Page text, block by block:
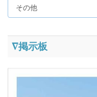
その他
∇掲示板